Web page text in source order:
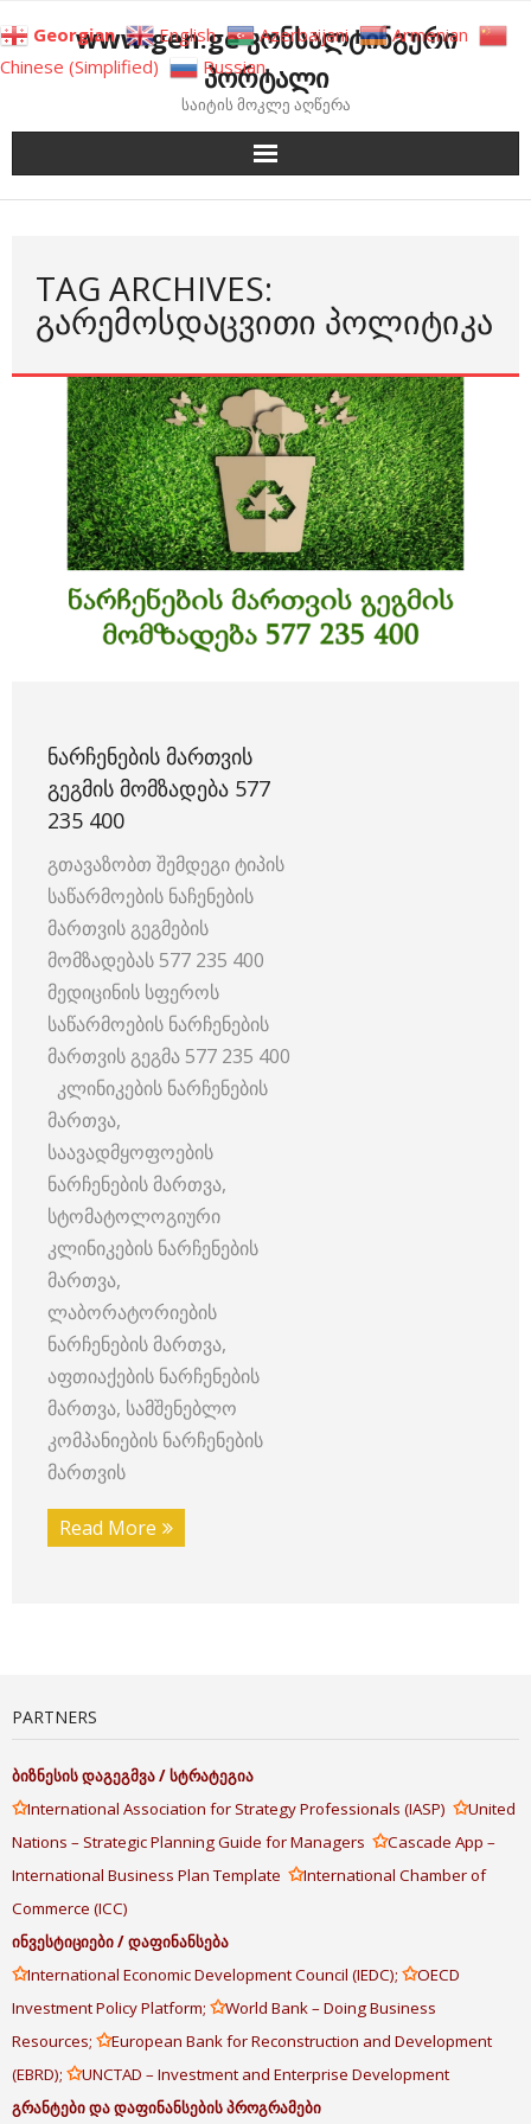
to
content
www.gen.ge კონსალტინგური
პორტალი
საიტის მოკლე აღწერა
TAG ARCHIVES:
ᲒᲐᲠᲔᲛᲝᲡᲓᲐᲪᲕᲘᲗᲘ ᲞᲝᲚᲘᲢᲘᲙᲐ
ᲜᲐᲠᲩᲔᲜᲔᲑᲘᲡ ᲛᲐᲠᲗᲕᲘᲡ
ᲒᲔᲒᲛᲘᲡ ᲛᲝᲛᲖᲐᲓᲔᲑᲐ 577
235 400
გთავაზობთ შემდეგი ტიპის
საწარმოების ნაჩენების
მართვის გეგმების
მომზადებას 577 235 400
მედიცინის სფეროს
საწარმოების ნარჩენების
მართვის გეგმა 577 235 400
კლინიკების ნარჩენების
მართვა,
საავადმყოფოების
ნარჩენების მართვა,
სტომატოლოგიური
კლინიკების ნარჩენების
მართვა,
ლაბორატორიების
ნარჩენების მართვა,
აფთიაქების ნარჩენების
მართვა, სამშენებლო
კომპანიების ნარჩენების
მართვის
Read More
PARTNERS
ბიზნესისდაგეგმვა/სტრატეგია
✩International Association for Strategy Professionals (IASP) ✩United
Nations – Strategic Planning Guide for Managers ✩Cascade App –
International Business Plan Template ✩International Chamber of
Commerce (ICC)
ინვესტიციები/დაფინანსება
✩International Economic Development Council (IEDC); ✩OECD
Investment Policy Platform; ✩World Bank – Doing Business
Resources; ✩European Bank for Reconstruction and Development
(EBRD); ✩UNCTAD – Investment and Enterprise Development
გრანტებიდადაფინანსებისპროგრამები
Georgian English Azerbaijani
Armenian
Chinese (Simplified)
Russian